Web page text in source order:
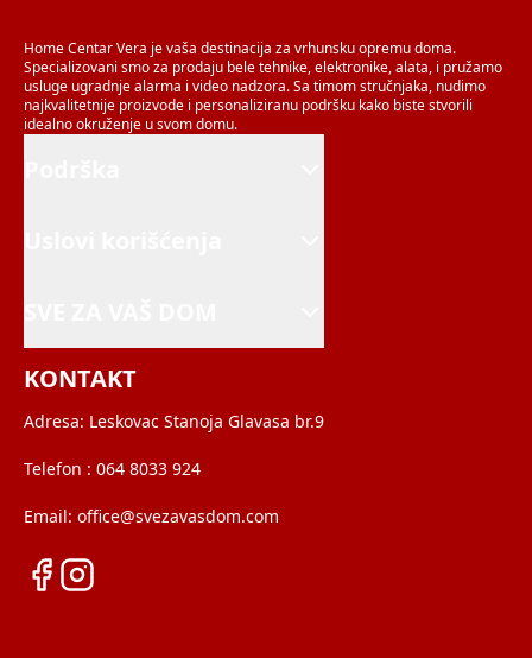
Home Centar Vera je vaša destinacija za vrhunsku opremu doma.
Specializovani smo za prodaju bele tehnike, elektronike, alata, i pružamo
usluge ugradnje alarma i video nadzora. Sa timom stručnjaka, nudimo
najkvalitetnije proizvode i personaliziranu podršku kako biste stvorili
idealno okruženje u svom domu.
KONTAKT
Adresa: Leskovac Stanoja Glavasa br.9
Telefon : 064 8033 924
Email: office@svezavasdom.com